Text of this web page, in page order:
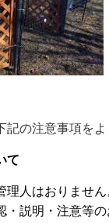
記の注意事項をよ
て
理人はおりませ
・説明・注意等